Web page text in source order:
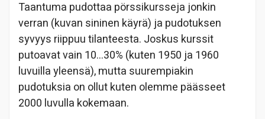
Taantuma pudottaa pörssikursseja jonkin
verran (kuvan sininen käyrä) ja pudotuksen
syvyys riippuu tilanteesta. Joskus kurssit
putoavat vain 10…30% (kuten 1950 ja 1960
luvuilla yleensä), mutta suurempiakin
pudotuksia on ollut kuten olemme päässeet
2000 luvulla kokemaan.